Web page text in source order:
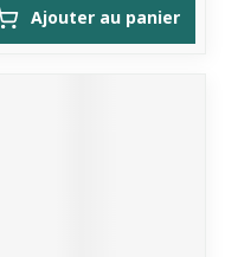
Ajouter au panier